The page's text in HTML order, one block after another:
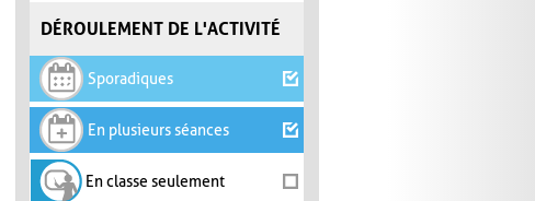
DÉROULEMENT DE L'ACTIVITÉ
Sporadiques
En plusieurs séances
En classe seulement